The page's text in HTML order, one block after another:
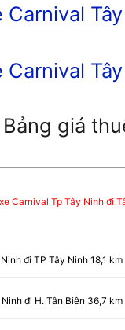
Bảng giá
Carnival Tp Tây Ninh đi
đi TP Tây Ninh 18,1 km
đi H. Tân Biên 36,7 km